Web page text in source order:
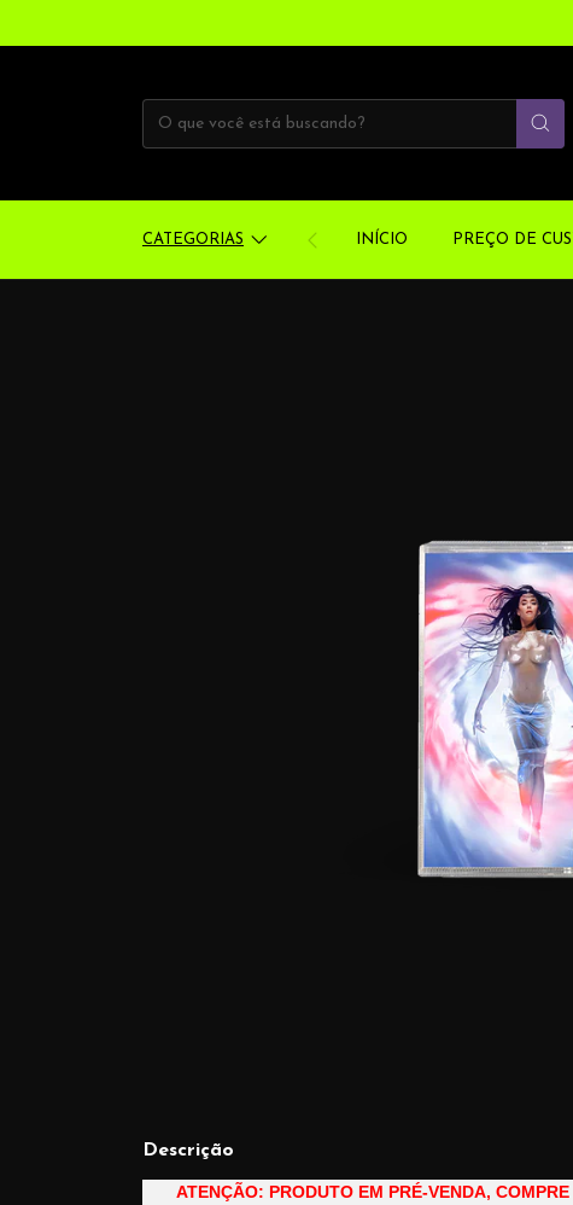
CATEGORIAS INÍCIO PREÇO DE
Descrição
ATENÇÃO: PRODUTO EM PRÉ-VENDA,